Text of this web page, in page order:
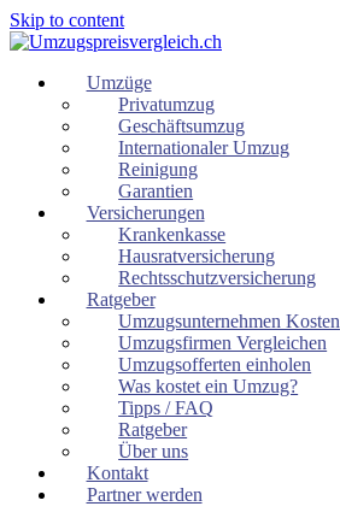
Skip to content
Umzüge
Privatumzug
Geschäftsumzug
Internationaler Umzug
Reinigung
Garantien
Versicherungen
Krankenkasse
Hausratversicherung
Rechtsschutzversicherung
Ratgeber
Umzugsunternehmen Kosten
Umzugsfirmen Vergleichen
Umzugsofferten einholen
Was kostet ein Umzug?
Tipps / FAQ
Ratgeber
Über uns
Kontakt
Partner werden